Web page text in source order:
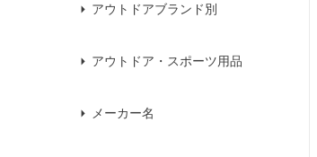
アウトドアブランド別
アウトドア・スポーツ用品
メーカー名